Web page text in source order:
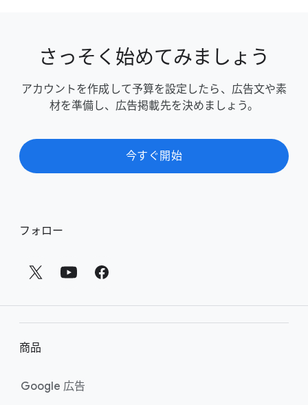
さっそく​始めてみましょう
アカウントを​作成して​予算を​設定したら、​広告文や​素
材を​準備し、​広告掲載先を​決めましょう。
今すぐ​開始
フォロー
商品
Google 広告